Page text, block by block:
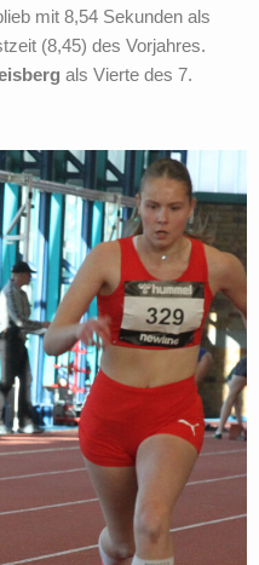
mit 8,54 Sekunden als
(8,45) des Vorjahres.
als Vierte des 7.